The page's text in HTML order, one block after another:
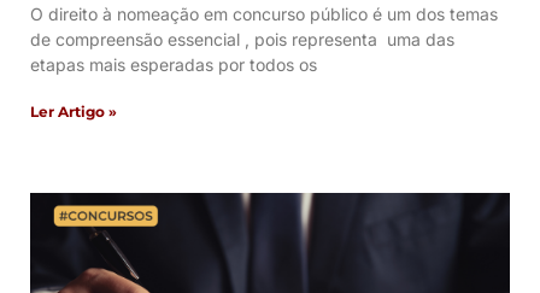
O direito à nomeação em concurso público é um dos temas
de compreensão essencial , pois representa uma das
etapas mais esperadas por todos os
Ler Artigo »